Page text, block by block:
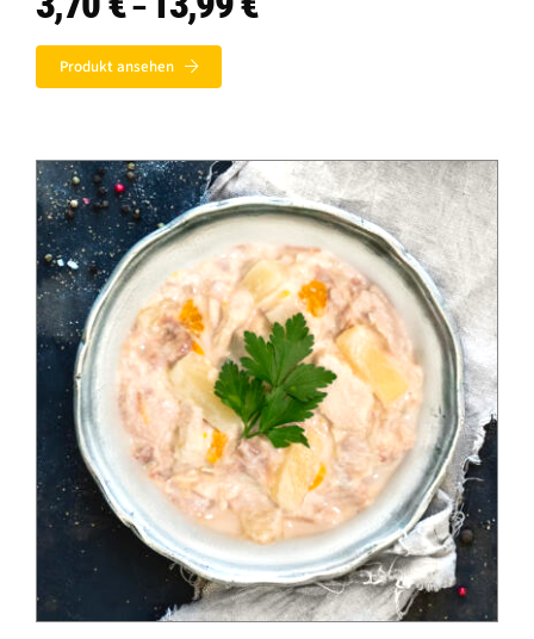
– 3,70 €
Produkt ansehen